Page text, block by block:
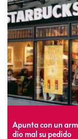
Apunta con un
dio mal su pedido